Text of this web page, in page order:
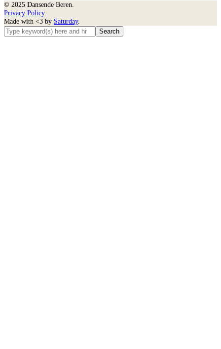
© 2025 Dansende Beren.
Privacy Policy
Made with <3 by Saturday.